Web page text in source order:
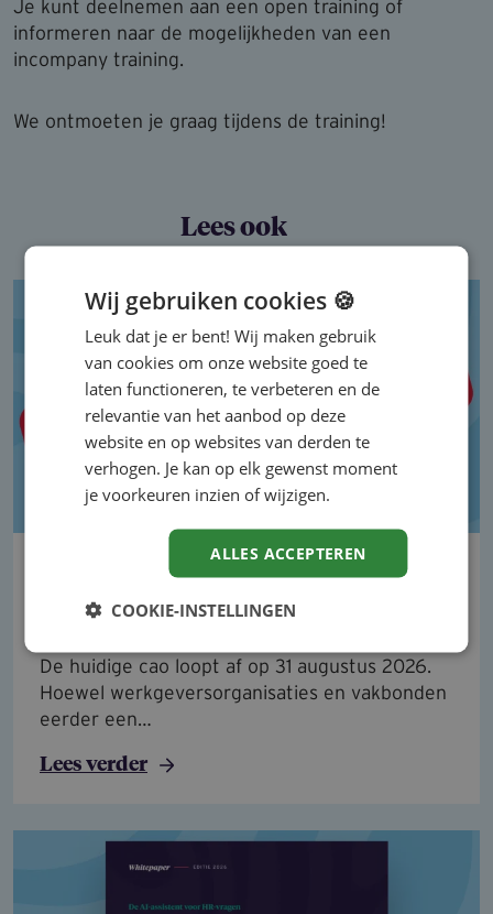
Je kunt deelnemen aan een open training of
informeren naar de mogelijkheden van een
incompany training.
We ontmoeten je graag tijdens de training!
Lees ook
Nieuwe cao VVT nog niet rond:
discussie over loon, ORT en
reiskosten
De huidige cao loopt af op 31 augustus 2026.
Hoewel werkgeversorganisaties en vakbonden
eerder een…
Lees verder
Wij gebruiken cookies 🍪
Leuk dat je er bent! Wij maken gebruik
van cookies om onze website goed te
laten functioneren, te verbeteren en de
relevantie van het aanbod op deze
website en op websites van derden te
verhogen. Je kan op elk gewenst moment
je voorkeuren inzien of wijzigen.
ALLES ACCEPTEREN
COOKIE-INSTELLINGEN